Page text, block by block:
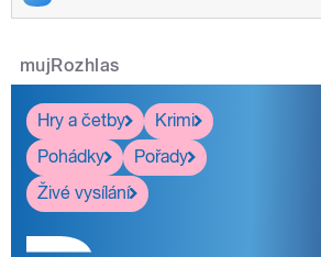
mujRozhlas
Hry a četby
Krimi
Pohádky
Pořady
Živé vysílání